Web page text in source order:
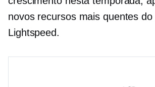
novos recursos mais quentes do
Lightspeed.